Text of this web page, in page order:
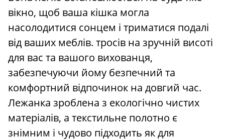
вікно, щоб ваша кішка могла
насолодитися сонцем і триматися подалі
від ваших меблів. тросів на зручній висоті
для вас та вашого вихованця,
забезпечуючи йому безпечний та
комфортний відпочинок на довгий час.
Лежанка зроблена з екологічно чистих
матеріалів, а текстильне полотно є
знімним і чудово підходить як для